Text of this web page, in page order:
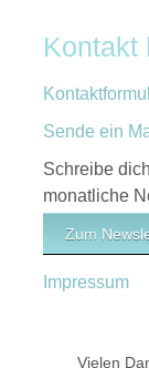
Kontakt
Sende ein
Schreibe
monatliche
Zum
Impressum
Vielen